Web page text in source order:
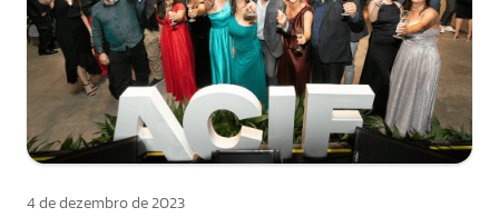
4 de dezembro de 2023